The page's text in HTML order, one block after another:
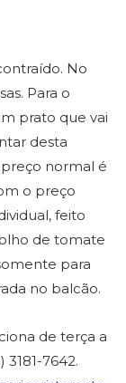
No
Para o
prato que vai
desta
preço normal é
o preço
feito
de tomate
para
no balcão.
de terça a
3181-7642.